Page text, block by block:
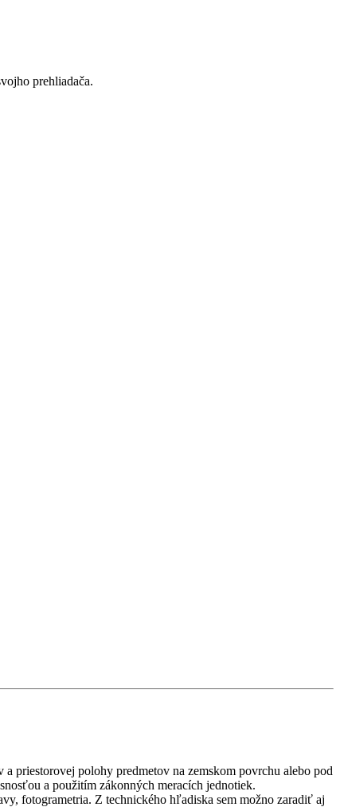
prehliadača.
priestorovej polohy predmetov na zemskom povrchu alebo pod
a použitím zákonných meracích jednotiek.
fotogrametria. Z technického hľadiska sem možno zaradiť aj